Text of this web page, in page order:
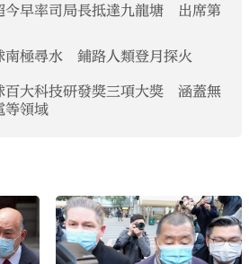
今早率司局長抵達九龍塘 出席第
南極尋水 鋪路人類登月探火
百大科技研發獎三項大獎 涵蓋無
等領域